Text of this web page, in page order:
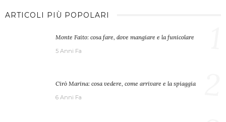
ARTICOLI PIÙ POPOLARI
Monte Faito: cosa fare, dove mangiare e la funicolare
5 Anni Fa
Cirò Marina: cosa vedere, come arrivare e la spiaggia
6 Anni Fa